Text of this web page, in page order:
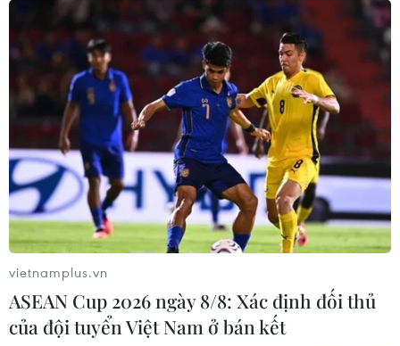
OpenAI ra mắt các công cụ Codex
mới dành cho công việc văn phòng
02/06/2026 23:43
Xem thêm
CƠ QUAN CHỦ QUẢN: THÔNG TẤN XÃ VIỆT NAM
vietnamplus.vn
ASEAN Cup 2026 ngày 8/8: Xác định đối thủ
của đội tuyển Việt Nam ở bán kết